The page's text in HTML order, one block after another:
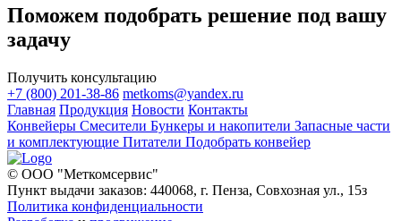
Поможем подобрать решение под вашу
задачу
Получить консультацию
+7 (800) 201-38-86 metkoms@yandex.ru
Главная Продукция Новости Контакты
Конвейеры Смесители Бункеры и накопители Запасные части
и комплектующие Питатели Подобрать конвейер
© ООО "Меткомсервис"
Пункт выдачи заказов: 440068, г. Пенза, Совхозная ул., 15з
Политика конфиденциальности